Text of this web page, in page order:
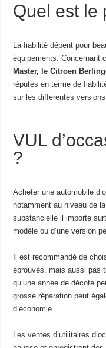
Quel est le
La fiabilité dépent pour
équipements. Concernant
Master, le Citroen
réputés en terme de
sur les différentes
VUL
?
Acheter une automobile
notamment au niveau de
substancielle il importe
modèle ou d’une version
Il est recommandé de
éprouvés, mais aussi pas
qu’une année de décote
grosse réparation peut
d’économie.
Les ventes d’utilitaires